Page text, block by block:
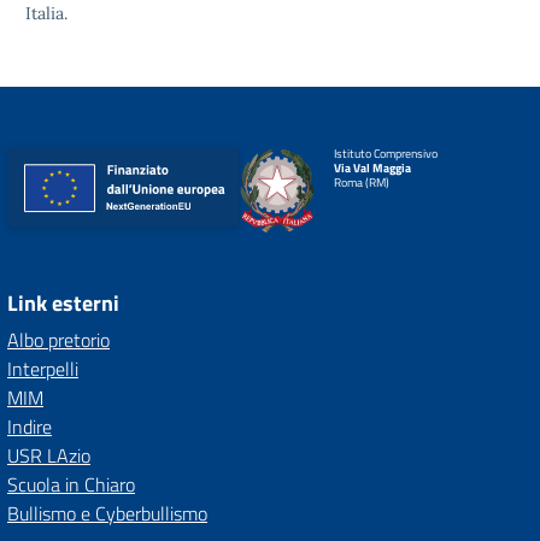
Italia.
Istituto Comprensivo
Via Val Maggia
Roma (RM)
Link esterni
Albo pretorio
Interpelli
MIM
Indire
USR LAzio
Scuola in Chiaro
Bullismo e Cyberbullismo